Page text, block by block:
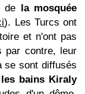
de la mosquée
). Les Turcs ont
et n'ont pas
par contre, leur
se sont diffusés
les bains Kiraly